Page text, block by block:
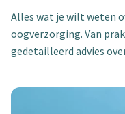
Alles wat je wilt weten
oogverzorging. Van
gedetailleerd advies